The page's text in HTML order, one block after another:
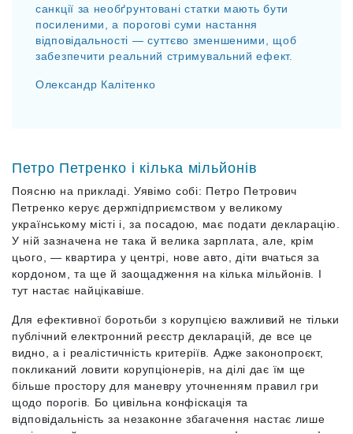
санкції за необґрунтовані статки мають бути
посиленими, а порогові суми настання
відповідальності — суттєво зменшеними, щоб
забезпечити реальний стримувальний ефект.
Олександр Калітенко
Петро Петренко і кілька мільйонів
Поясню на прикладі. Уявімо собі: Петро Петрович
Петренко керує держпідприємством у великому
українському місті і, за посадою, має подати декларацію.
У ній зазначена не така й велика зарплата, але, крім
цього, — квартира у центрі, нове авто, діти вчаться за
кордоном, та ще й заощадження на кілька мільйонів. І
тут настає найцікавіше.
Для ефективної боротьби з корупцією важливий не тільки
публічний електронний реєстр декларацій, де все це
видно, а і реалістичність критеріїв. Адже законопроєкт,
покликаний ловити корупціонерів, на ділі дає їм ще
більше простору для маневру уточненням правил гри
щодо порогів. Бо цивільна конфіскація та
відповідальність за незаконне збагачення настає лише